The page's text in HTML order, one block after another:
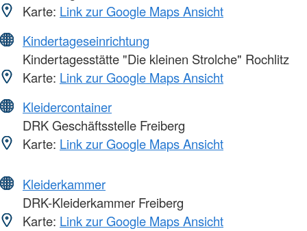
Karte: Link zur Google Maps Ansicht
Kindertageseinrichtung
Kindertagesstätte "Die kleinen Strolche" Rochlitz
Karte: Link zur Google Maps Ansicht
Kleidercontainer
DRK Geschäftsstelle Freiberg
Karte: Link zur Google Maps Ansicht
Kleiderkammer
DRK-Kleiderkammer Freiberg
Karte: Link zur Google Maps Ansicht